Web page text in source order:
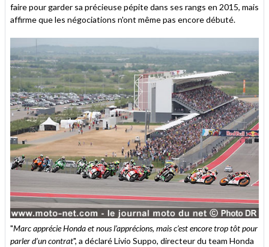
faire pour garder sa précieuse pépite dans ses rangs en 2015, mais
affirme que les négociations n'ont même pas encore débuté.
"Marc apprécie Honda et nous l’apprécions, mais c’est encore trop tôt pour
parler d’un contrat", a déclaré Livio Suppo, directeur du team Honda